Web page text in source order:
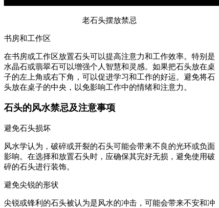
老石头摆放禁忌
书房和工作区
在书房或工作区放置石头可以提高注意力和工作效率。特别是
水晶石或翡翠石可以增强个人智慧和灵感。如果把石头放在桌
子的左上角或右下角，可以促进学习和工作的好运。避免将石
头放在桌子的中央，以免影响工作中的情绪和注意力。
石头的风水禁忌及注意事项
避免石头损坏
风水学认为，破碎或开裂的石头可能会带来不良的光环或负面
影响。在选择和放置石头时，应确保其完好无损，避免使用破
碎的石头进行装饰。
避免尖锐的形状
尖锐或锋利的石头被认为是风水的冲击，可能会带来不安和冲